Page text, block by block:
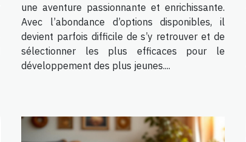
une aventure passionnante et enrichissante.
Avec l’abondance d’options disponibles, il
devient parfois difficile de s’y retrouver et de
sélectionner les plus efficaces pour le
développement des plus jeunes....